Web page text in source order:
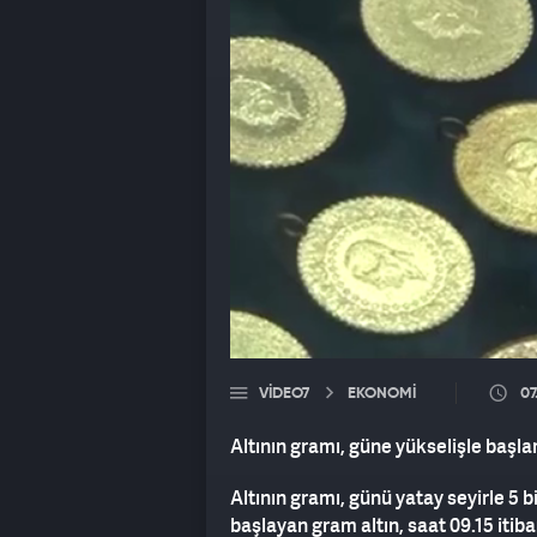
VIDEO7 EKONOMİ
Altının gramı, güne yükselişle
Altının gramı, günü yatay seyirle 5
başlayan gram altın, saat 09.15